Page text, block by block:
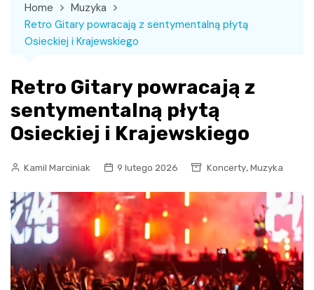
Home
Muzyka
Retro Gitary powracają z sentymentalną płytą
Osieckiej i Krajewskiego
Retro Gitary powracają z
sentymentalną płytą
Osieckiej i Krajewskiego
Kamil Marciniak 9 lutego 2026 Koncerty, Muzyka